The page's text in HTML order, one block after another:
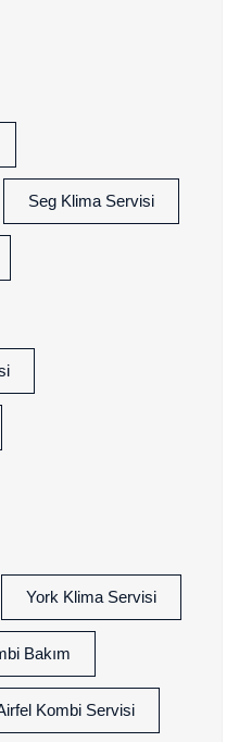
Seg Klima Servisi
York Klima Servisi
Bakım
Kombi Servisi